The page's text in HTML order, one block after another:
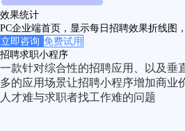
效果统计
PC企业端首页，显示每日招聘效果折线图
立即咨询 免费试用
招聘求职小程序
一款针对综合性的招聘应用、以及垂
多的应用场景让招聘小程序增加商业
人才难与求职者找工作难的问题